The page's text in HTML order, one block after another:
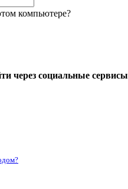
компьютере?
через социальные сервисы